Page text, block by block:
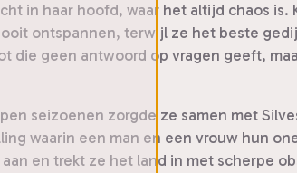
in haar hoofd, waar het altijd chaos is.
ontspannen, terwijl ze het beste
die geen antwoord op vragen geeft,
seizoenen zorgde ze samen met
waarin een man en een vrouw hun
en trekt ze het land in met scherpe